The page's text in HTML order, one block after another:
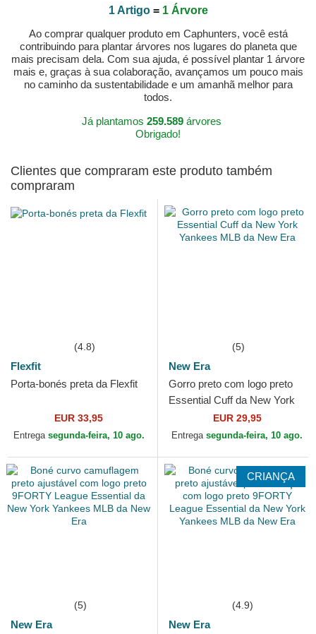
1 Artigo= 1 Árvore
Ao comprar qualquer produto em Caphunters, você está
contribuindo para plantar árvores nos lugares do planeta que
mais precisam dela. Com sua ajuda, é possível plantar 1 árvore
mais e, graças à sua colaboração, avançamos um pouco mais
no caminho da sustentabilidade e um amanhã melhor para
todos.
Já plantamos 259.589árvores
Obrigado!
Clientes que compraram este produto também
compraram
(4.8)
Flexfit
Porta-bonés preta da Flexfit
EUR 33,95
Entrega segunda-feira, 10 ago.
(5)
New Era
Gorro preto com logo preto
Essential Cuff da New York
Yankees MLB da New Era
EUR 29,95
Entrega segunda-feira, 10 ago.
(5)
New Era
CRIANÇA
(4.9)
New Era